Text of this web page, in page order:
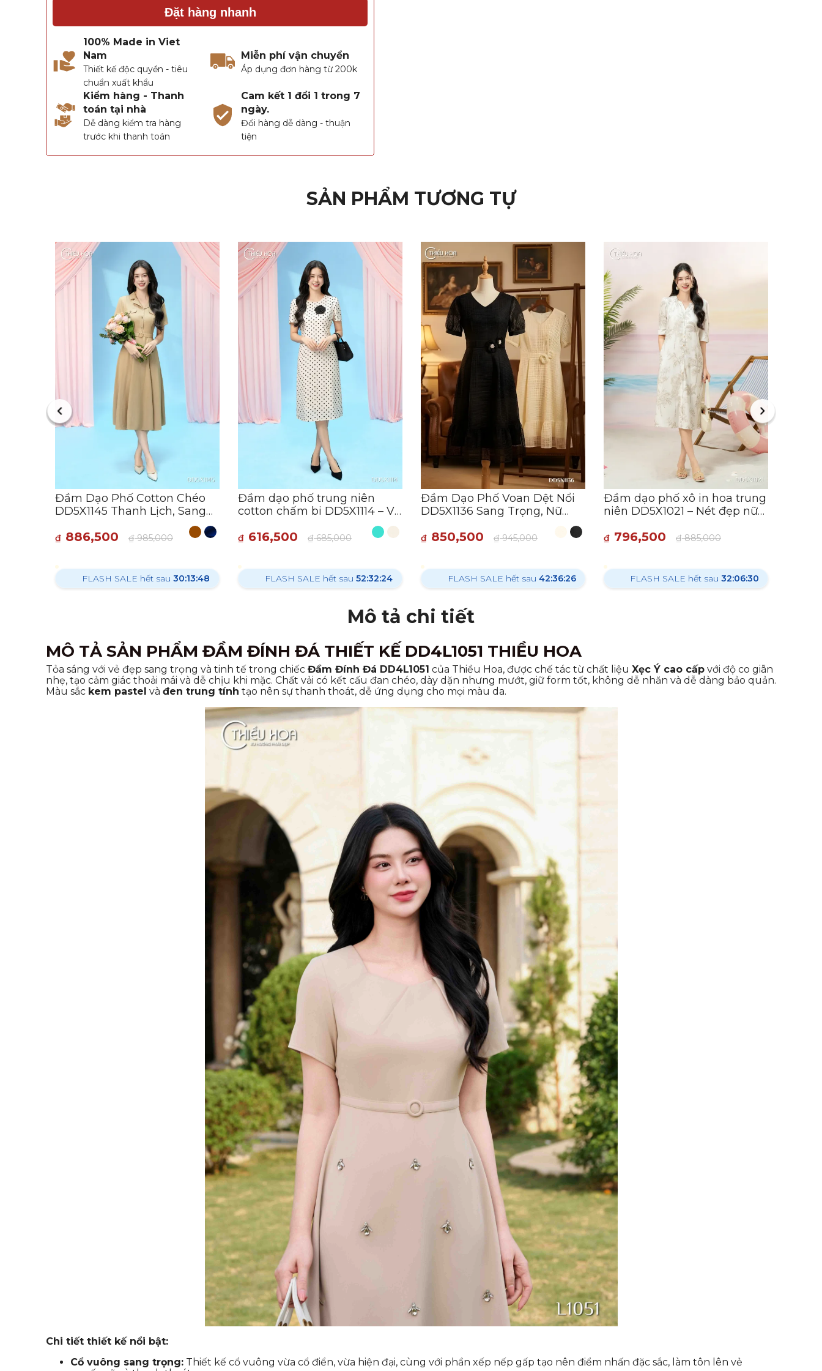
Đặt hàng nhanh
100% Made in Viet
Nam
Thiết kế độc quyền - tiêu
chuẩn xuất khẩu
Miễn phí vận chuyển
Áp dụng đơn hàng từ 200k
Kiểm hàng - Thanh
toán tại nhà
Dễ dàng kiểm tra hàng
trước khi thanh toán
Cam kết 1 đổi 1 trong 7
ngày.
Đổi hàng dễ dàng - thuận
tiện
SẢN PHẨM TƯƠNG TỰ
Đầm Dạo Phố Cotton Chéo
DD5X1145 Thanh Lịch, Sang
₫ 886,500 ₫985,000
FLASH SALE hết sau 30:13:46
Đầm dạo phố trung niên
cotton chấm bi DD5X1114 – Vẻ
₫ 616,500 ₫685,000
FLASH SALE hết sau 52:32:22
Đầm Dạo Phố Voan Dệt Nổi
DD5X1136 Sang Trọng, Nữ
₫ 850,500 ₫945,000
FLASH SALE hết sau 42:36:24
Đầm dạo phố xô in hoa trung
niên DD5X1021 – Nét đẹp nữ
₫ 796,500 ₫885,000
FLASH SALE hết sau 32:06:28
Mô tả chi tiết
MÔ TẢ SẢN PHẨM ĐẦM ĐÍNH ĐÁ THIẾT KẾ DD4L1051 THIỀU HOA
Tỏa sáng với vẻ đẹp sang trọng và tinh tế trong chiếc Đầm Đính Đá DD4L1051 của Thiều Hoa, được chế tác từ chất liệu Xẹc Ý cao cấp với độ co giãn
nhẹ, tạo cảm giác thoải mái và dễ chịu khi mặc. Chất vải có kết cấu đan chéo, dày dặn nhưng mướt, giữ form tốt, không dễ nhăn và dễ dàng bảo quản.
Màu sắc kem pastel và đen trung tính tạo nên sự thanh thoát, dễ ứng dụng cho mọi màu da.
Chi tiết thiết kế nổi bật:
Cổ vuông sang trọng: Thiết kế cổ vuông vừa cổ điển, vừa hiện đại, cùng với phần xếp nếp gấp tạo nên điểm nhấn đặc sắc, làm tôn lên vẻ